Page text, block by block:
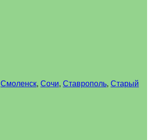
Смоленск, Сочи, Ставрополь, Старый